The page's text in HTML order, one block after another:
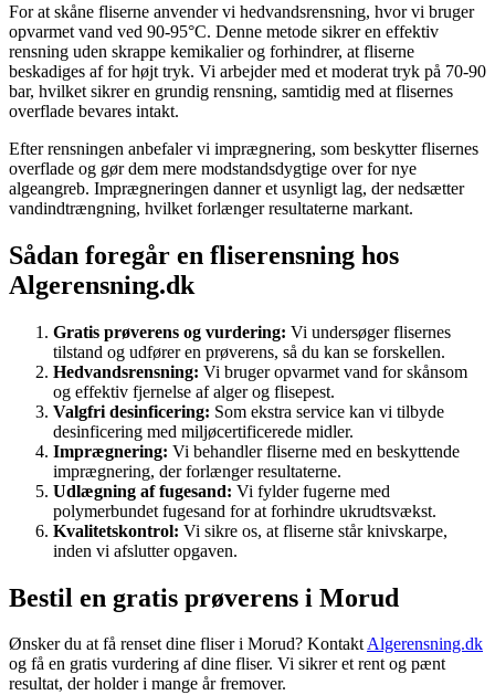
For at skåne fliserne anvender vi hedvandsrensning, hvor vi bruger
opvarmet vand ved 90-95°C. Denne metode sikrer en effektiv
rensning uden skrappe kemikalier og forhindrer, at fliserne
beskadiges af for højt tryk. Vi arbejder med et moderat tryk på 70-90
bar, hvilket sikrer en grundig rensning, samtidig med at flisernes
overflade bevares intakt.
Efter rensningen anbefaler vi imprægnering, som beskytter flisernes
overflade og gør dem mere modstandsdygtige over for nye
algeangreb. Imprægneringen danner et usynligt lag, der nedsætter
vandindtrængning, hvilket forlænger resultaterne markant.
Sådan foregår en fliserensning hos
Algerensning.dk
Gratis prøverens og vurdering: Vi undersøger flisernes
tilstand og udfører en prøverens, så du kan se forskellen.
Hedvandsrensning: Vi bruger opvarmet vand for skånsom
og effektiv fjernelse af alger og flisepest.
Valgfri desinficering: Som ekstra service kan vi tilbyde
desinficering med miljøcertificerede midler.
Imprægnering: Vi behandler fliserne med en beskyttende
imprægnering, der forlænger resultaterne.
Udlægning af fugesand: Vi fylder fugerne med
polymerbundet fugesand for at forhindre ukrudtsvækst.
Kvalitetskontrol: Vi sikre os, at fliserne står knivskarpe,
inden vi afslutter opgaven.
Bestil en gratis prøverens i Morud
Ønsker du at få renset dine fliser i Morud? KontaktAlgerensning.dk
og få en gratis vurdering af dine fliser. Vi sikrer et rent og pænt
resultat, der holder i mange år fremover.